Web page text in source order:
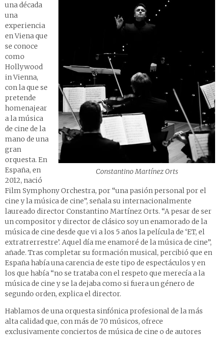
Constantino Martínez Orts
una década
una
experiencia
en Viena que
se conoce
como
Hollywood
in Vienna,
con la que se
pretende
homenajear
a la música
de cine de la
mano de una
gran
orquesta. En
España, en
2012, nació
Film Symphony Orchestra, por “una pasión personal por el
cine y la música de cine”, señala su internacionalmente
laureado director Constantino Martínez Orts. “A pesar de ser
un compositor y director de clásico soy un enamorado de la
música de cine desde que vi a los 5 años la película de ‘ET, el
extratrerrestre’. Aquel día me enamoré de la música de cine”,
añade. Tras completar su formación musical, percibió que en
España había una carencia de este tipo de espectáculos y en
los que había “no se trataba con el respeto que merecía a la
música de cine y se la dejaba como si fuera un género de
segundo orden, explica el director.
Hablamos de una orquesta sinfónica profesional de la más
alta calidad que, con más de 70 músicos, ofrece
exclusivamente conciertos de música de cine o de autores